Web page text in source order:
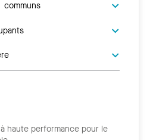
communs
haute performance pour le